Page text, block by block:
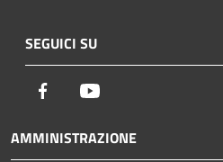
SEGUICI SU
Facebook
AMMINISTRAZIONE